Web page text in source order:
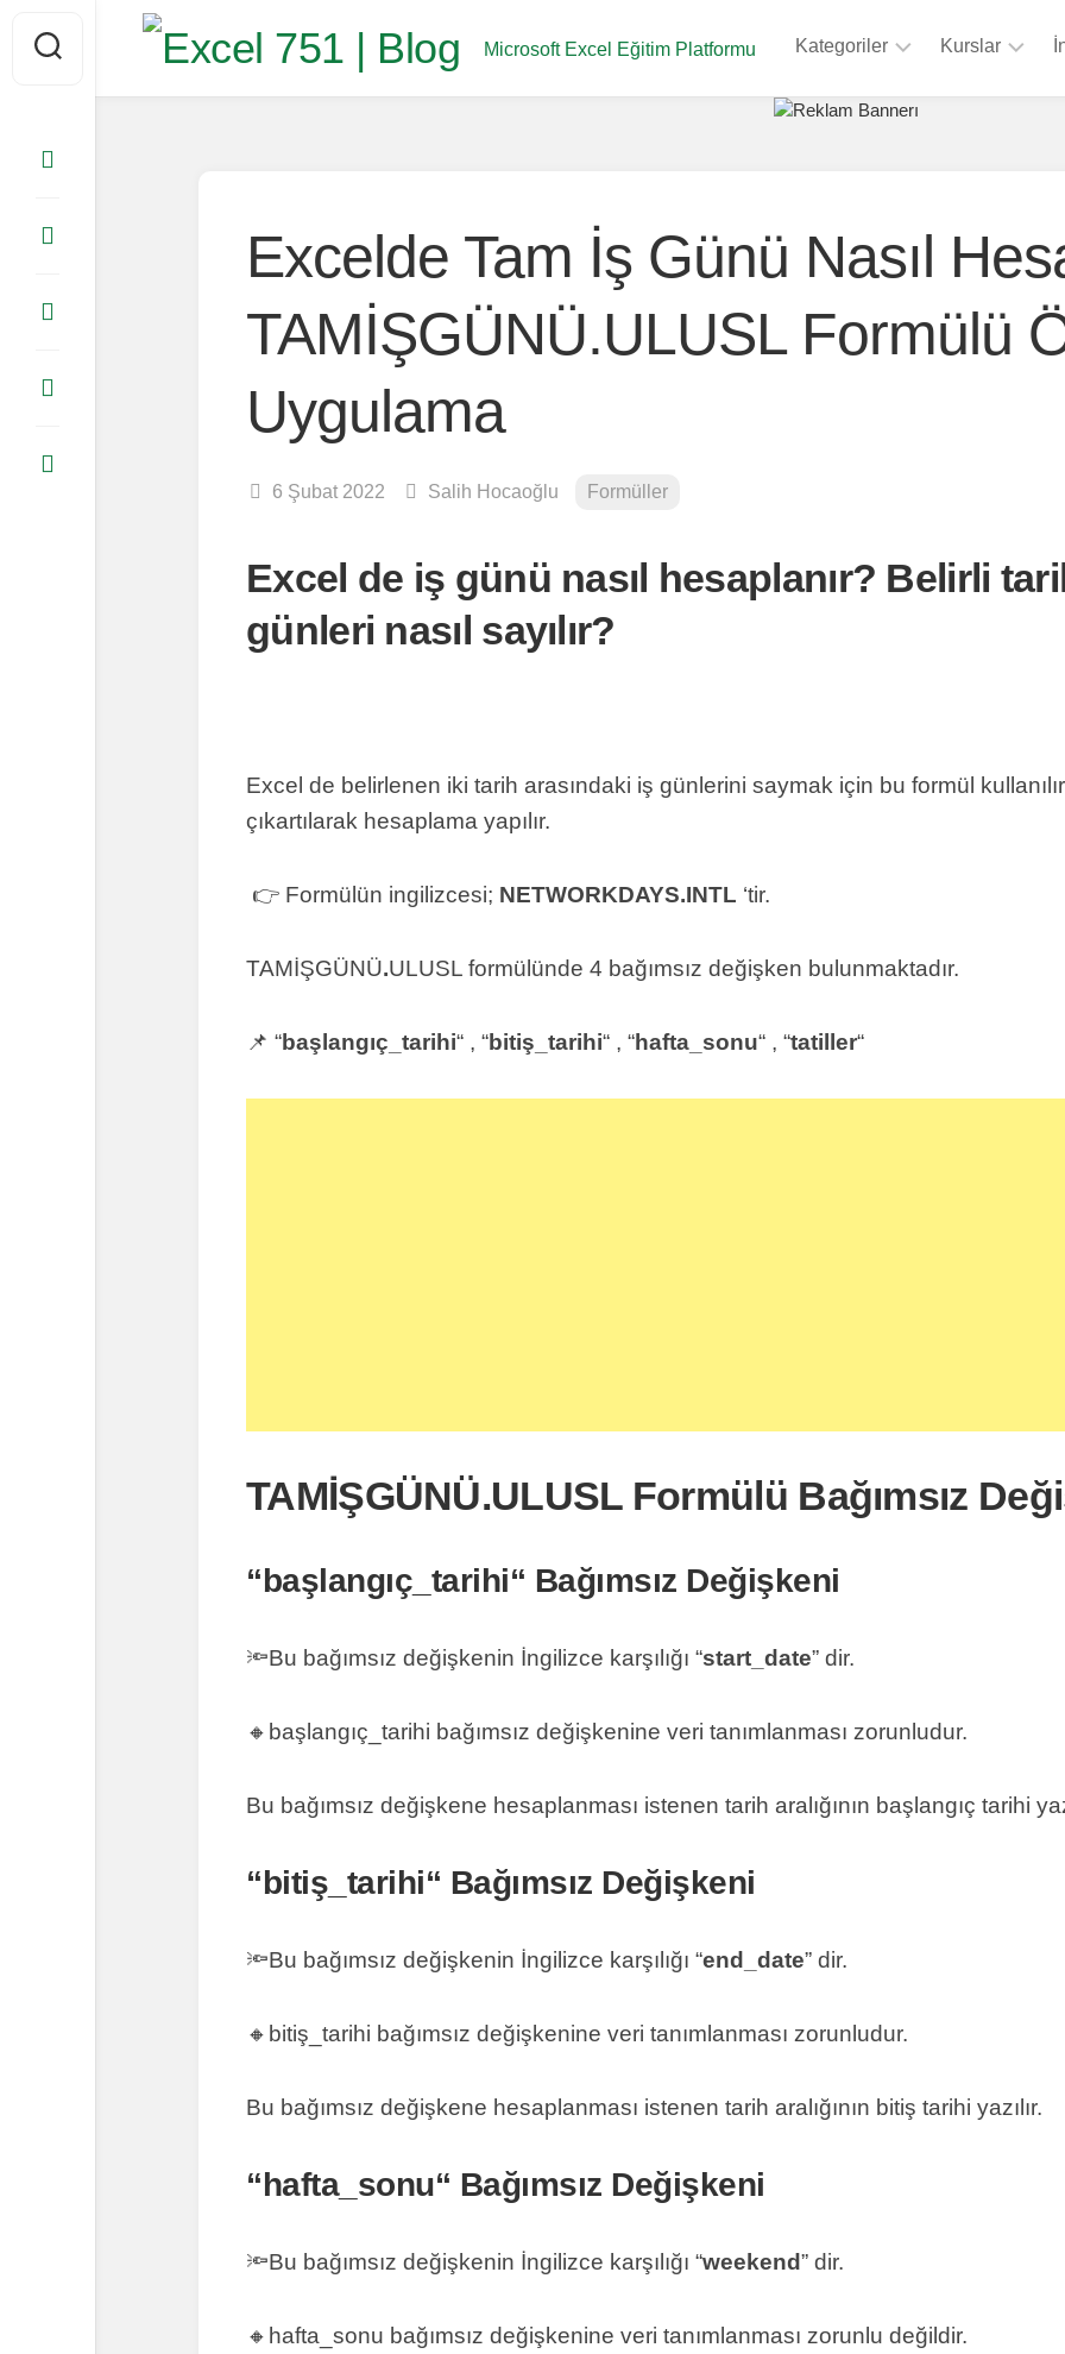
content
Microsoft Excel Eğitim Platformu Kategoriler
Formüller
Macro
VBA
Eklentiler
Kurslar
Analizi
Eğitimi
Query
Eğitimi
Excelde Tam İş Günü Nasıl
TAMİŞGÜNÜ.ULUSL Formülü
Uygulama
6 Şubat 2022 Salih Hocaoğlu Formüller
Excel de iş günü nasıl hesaplanır? Belirli
günleri nasıl sayılır?
Excel de belirlenen iki tarih arasındaki iş günlerini saymak için bu formül
çıkartılarak hesaplama yapılır.
👉 Formülün ingilizcesi; NETWORKDAYS.INTL ‘tir.
TAMİŞGÜNÜ.ULUSL formülünde 4 bağımsız değişken bulunmaktadır.
📌 “başlangıç_tarihi“ , “bitiş_tarihi“ , “hafta_sonu“ , “tatiller“
TAMİŞGÜNÜ.ULUSL Formülü Bağımsız
“başlangıç_tarihi“ Bağımsız Değişkeni
🔦Bu bağımsız değişkenin İngilizce karşılığı “start_date” dir.
🔸 başlangıç_tarihi bağımsız değişkenine veri tanımlanması zorunludur.
Bu bağımsız değişkene hesaplanması istenen tarih aralığının başlangıç tarihi
“bitiş_tarihi“ Bağımsız Değişkeni
🔦Bu bağımsız değişkenin İngilizce karşılığı “end_date” dir.
🔸 bitiş_tarihi bağımsız değişkenine veri tanımlanması zorunludur.
Bu bağımsız değişkene hesaplanması istenen tarih aralığının bitiş tarihi yazılır.
“hafta_sonu“ Bağımsız Değişkeni
🔦Bu bağımsız değişkenin İngilizce karşılığı “weekend” dir.
🔸 hafta_sonu bağımsız değişkenine veri tanımlanması zorunlu değildir.